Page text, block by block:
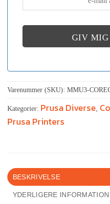
GIV MIG
Varenummer (SKU): MMU3-
Kategorier: Prusa Diverse
Prusa Printers
BESKRIVELSE
YDERLIGERE INFORMATION